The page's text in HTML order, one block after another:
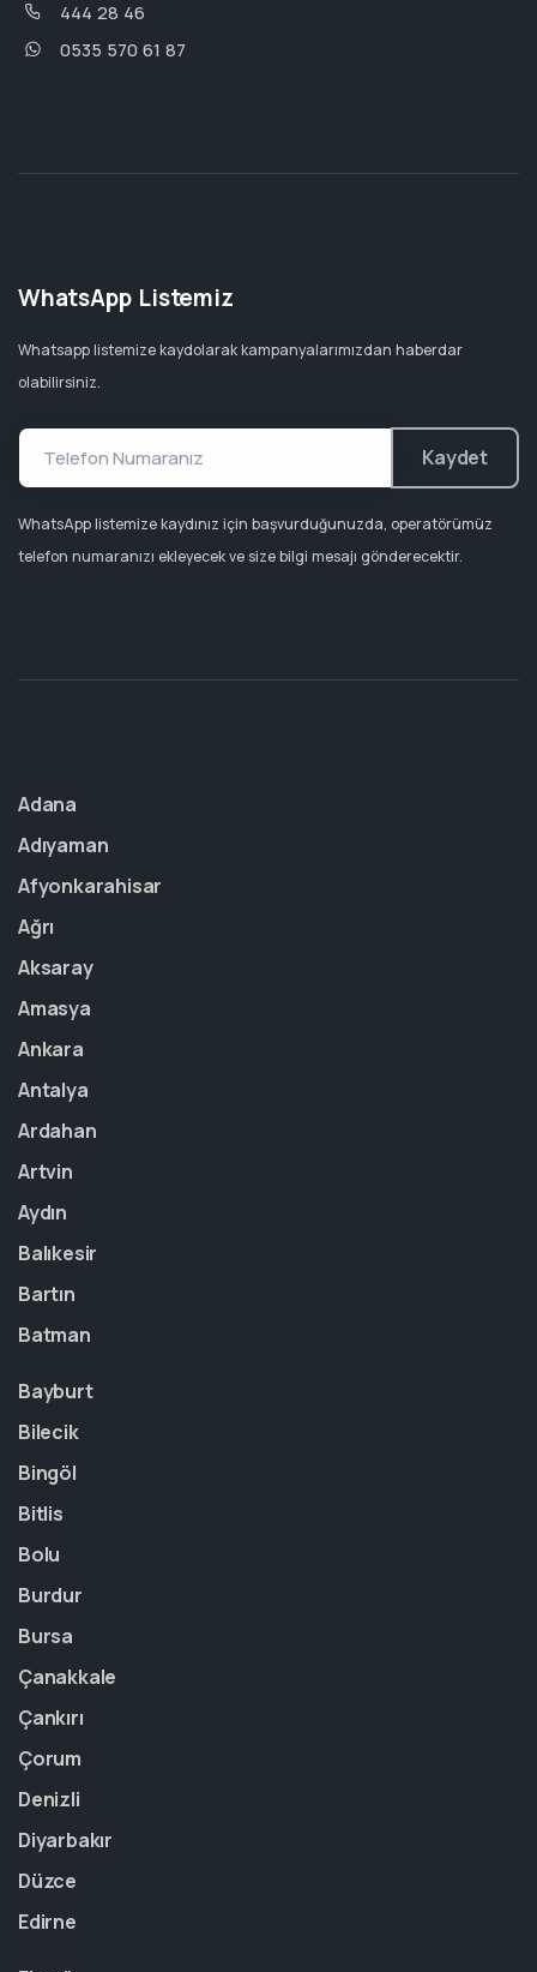
444 28 46
0535 570 61 87
WhatsApp Listemiz
Whatsapp listemize kaydolarak kampanyalarımızdan haberdar
olabilirsiniz.
Kaydet
WhatsApp listemize kaydınız için başvurduğunuzda, operatörümüz
telefon numaranızı ekleyecek ve size bilgi mesajı gönderecektir.
Adana
Adıyaman
Afyonkarahisar
Ağrı
Aksaray
Amasya
Ankara
Antalya
Ardahan
Artvin
Aydın
Balıkesir
Bartın
Batman
Bayburt
Bilecik
Bingöl
Bitlis
Bolu
Burdur
Bursa
Çanakkale
Çankırı
Çorum
Denizli
Diyarbakır
Düzce
Edirne